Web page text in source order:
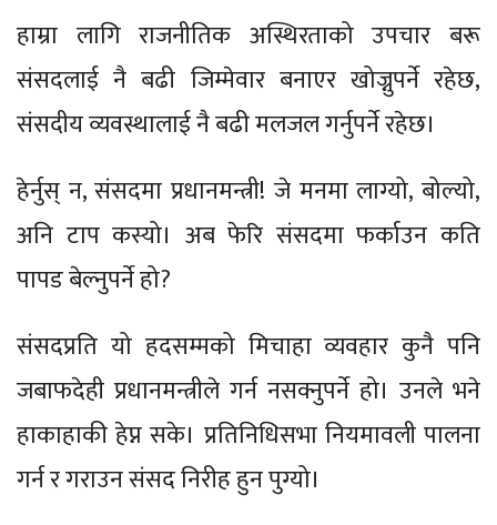
हाम्रा लागि राजनीतिक अस्थिरताको उपचार बरू
संसदलाई नै बढी जिम्मेवार बनाएर खोज्नुपर्ने रहेछ,
संसदीय व्यवस्थालाई नै बढी मलजल गर्नुपर्ने रहेछ।
हेर्नुस् न, संसदमा प्रधानमन्त्री! जे मनमा लाग्यो, बोल्यो,
अनि टाप कस्यो। अब फेरि संसदमा फर्काउन कति
पापड बेल्नुपर्ने हो?
संसदप्रति यो हदसम्मको मिचाहा व्यवहार कुनै पनि
जबाफदेही प्रधानमन्त्रीले गर्न नसक्नुपर्ने हो। उनले भने
हाकाहाकी हेप्न सके। प्रतिनिधिसभा नियमावली पालना
गर्न र गराउन संसद निरीह हुन पुग्यो।